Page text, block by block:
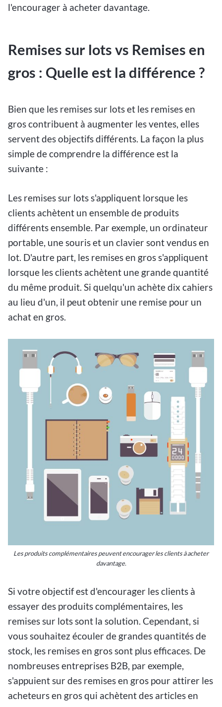
l'encourager à acheter davantage.
Remises sur lots vs Remises en
gros : Quelle est la différence ?
Bien que les remises sur lots et les remises en
gros contribuent à augmenter les ventes, elles
servent des objectifs différents. La façon la plus
simple de comprendre la différence est la
suivante :
Les remises sur lots s'appliquent lorsque les
clients achètent un ensemble de produits
différents ensemble. Par exemple, un ordinateur
portable, une souris et un clavier sont vendus en
lot. D'autre part, les remises en gros s'appliquent
lorsque les clients achètent une grande quantité
du même produit. Si quelqu'un achète dix cahiers
au lieu d'un, il peut obtenir une remise pour un
achat en gros.
Les produits complémentaires peuvent encourager les clients à acheter
davantage.
Si votre objectif est d'encourager les clients à
essayer des produits complémentaires, les
remises sur lots sont la solution. Cependant, si
vous souhaitez écouler de grandes quantités de
stock, les remises en gros sont plus efficaces. De
nombreuses entreprises B2B, par exemple,
s'appuient sur des remises en gros pour attirer les
acheteurs en gros qui achètent des articles en